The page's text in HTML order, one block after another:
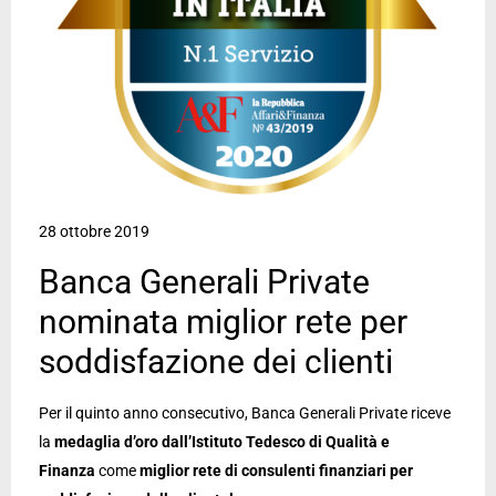
28 ottobre 2019
Banca Generali Private
nominata miglior rete per
soddisfazione dei clienti
Per il quinto anno consecutivo, Banca Generali Private riceve
la medaglia d’oro dall’Istituto Tedesco di Qualità e
Finanza comemiglior rete di consulenti finanziari per